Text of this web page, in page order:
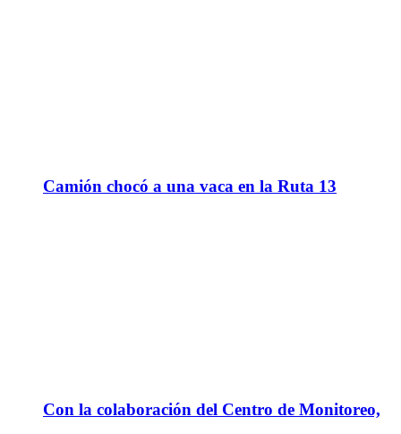
Camión chocó a una vaca en la Ruta 13
Con la colaboración del Centro de Monitoreo,